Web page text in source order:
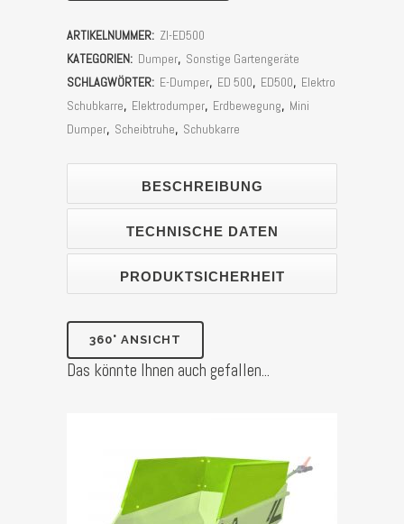
Zipper
ZI-
ARTIKELNUMMER: ZI-ED500
KATEGORIEN: Dumper, Sonstige Gartengeräte
SCHLAGWÖRTER: E-Dumper, ED 500, ED500, Elektro
Schubkarre, Elektrodumper, Erdbewegung, Mini
Dumper, Scheibtruhe, Schubkarre
BESCHREIBUNG
TECHNISCHE DATEN
PRODUKTSICHERHEIT
360° ANSICHT
Das könnte Ihnen auch gefallen...